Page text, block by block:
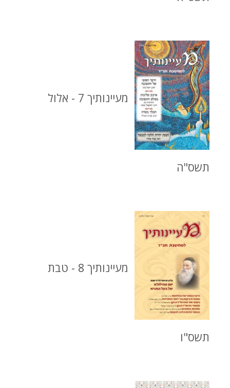
מעיינותיך 7 - אלול
תשס"ה
מעיינותיך 8 - טבת
תשס"ו